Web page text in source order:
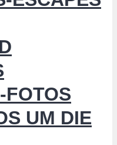
FOTOS
UM DIE